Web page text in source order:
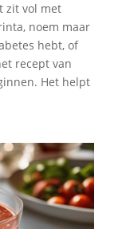
zit vol met
noem maar
hebt, of
recept van
Het helpt